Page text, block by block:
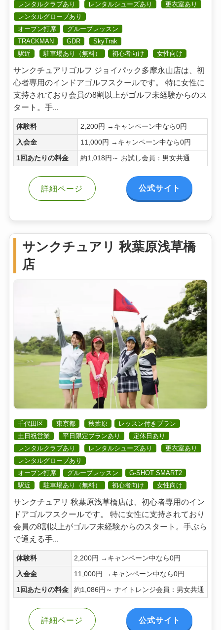
レンタルクラブあり
レンタルシューズあり
更衣室あり
レンタルグローブあり
オープン打席
グループレッスン
TRACKMAN
GDR
SkyTrak
駅近
駐車場あり（無料） 初心者向け 女性向け
サンクチュアリゴルフ ジョイパック多摩永山店は、初
心者専用のインドアゴルフスクールです。 特に女性に
支持されており会員の8割以上がゴルフ未経験からのス
タート。手...
体験料 2,200円 →キャンペーン中なら0円
入会金 11,000円 →キャンペーン中なら0円
1回あたりの料金 約1,018円～ お試し会員：男女共通
詳細ページ 公式サイト
サンクチュアリ 秋葉原浅草橋
店
千代田区 東京都 秋葉原
レッスン付きプラン
土日祝営業
平日限定プランあり
定休日あり
レンタルクラブあり
レンタルシューズあり
更衣室あり
レンタルグローブあり
オープン打席
グループレッスン
G-SHOT SMART2
駅近
駐車場あり（無料） 初心者向け 女性向け
サンクチュアリ 秋葉原浅草橋店は、初心者専用のイン
ドアゴルフスクールです。 特に女性に支持されており
会員の8割以上がゴルフ未経験からのスタート。手ぶら
で通える手...
体験料 2,200円 →キャンペーン中なら0円
入会金 11,000円 →キャンペーン中なら0円
1回あたりの料金 約1,086円～ ナイトレンジ会員：男女共通
詳細ページ 公式サイト